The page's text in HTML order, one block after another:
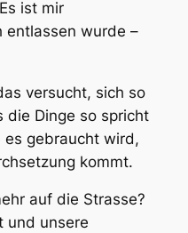
ist mir
entlassen wurde –
versucht, sich so
die Dinge so spricht
gebraucht wird,
kommt.
auf die Strasse?
und unsere